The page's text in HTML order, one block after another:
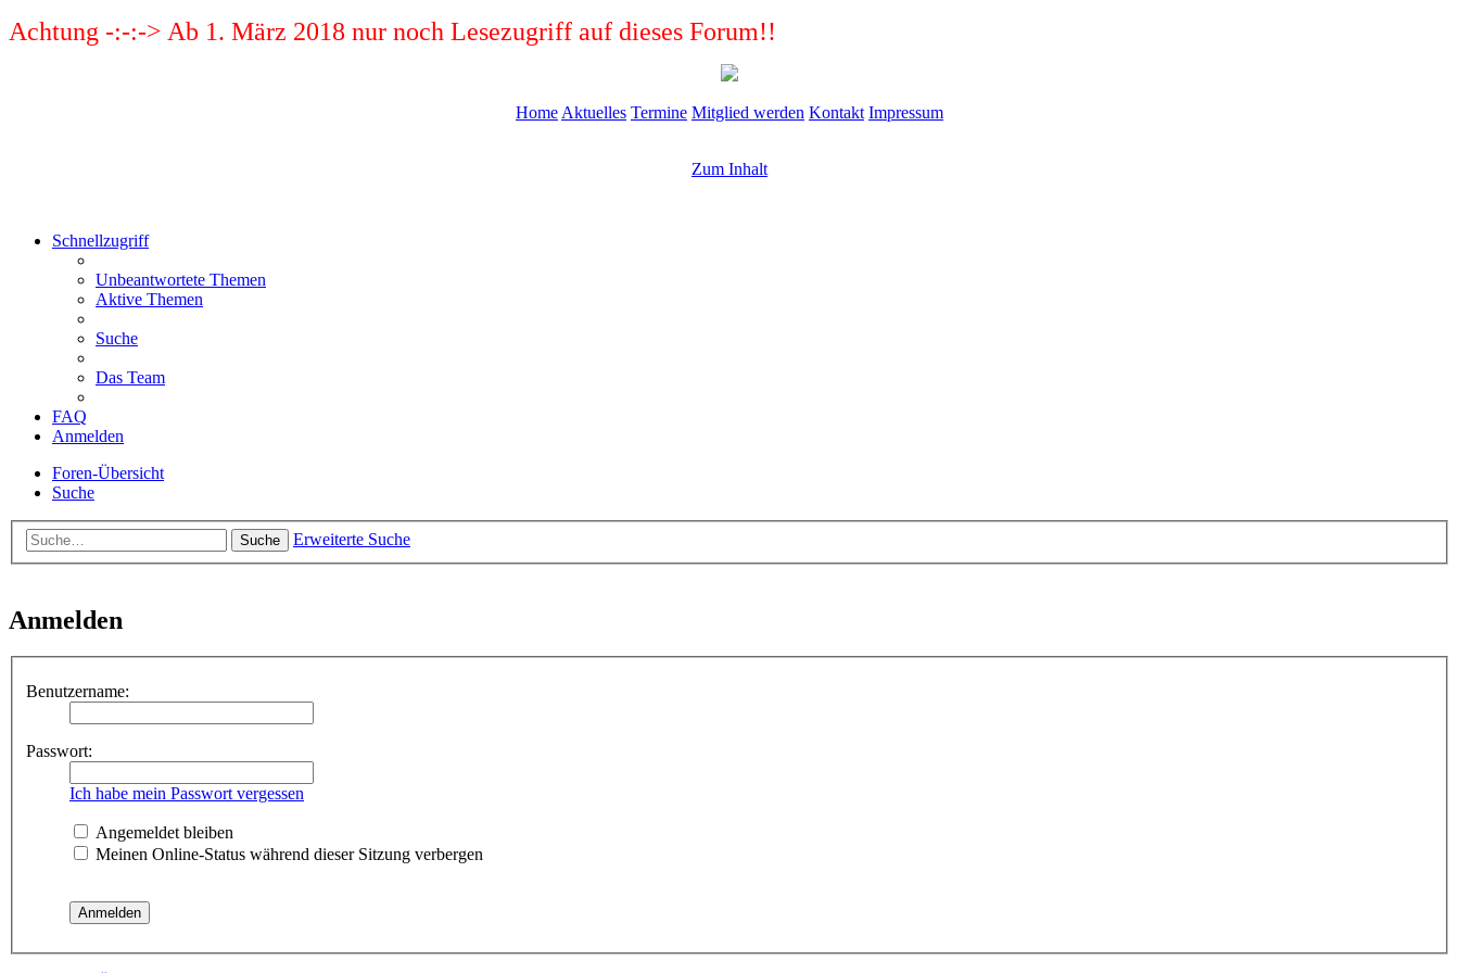
Achtung -:-:-> Ab 1. März 2018 nur noch Lesezugriff auf dieses Forum!!
Home Aktuelles Termine Mitglied werden Kontakt Impressum
Zum Inhalt
Schnellzugriff
Unbeantwortete Themen
Aktive Themen
Suche
Das Team
FAQ
Anmelden
Foren-Übersicht
Suche
Suche Erweiterte Suche
Anmelden
Benutzername:
Passwort:
Ich habe mein Passwort vergessen
Angemeldet bleiben
Meinen Online-Status während dieser Sitzung verbergen